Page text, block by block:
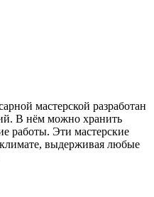
мастерской разработан
В нём можно хранить
работы. Эти мастерские
выдерживая любые